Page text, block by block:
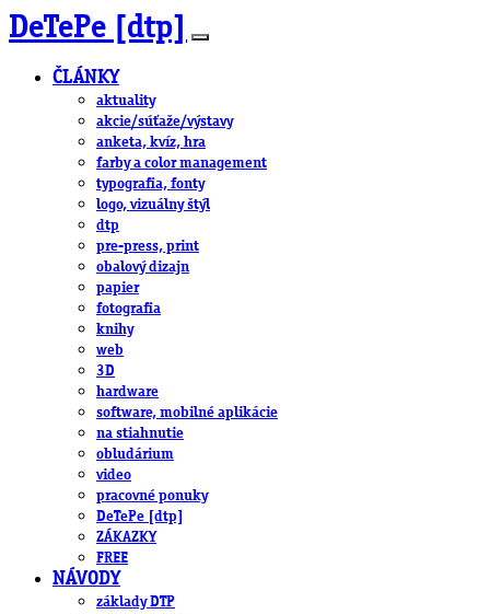
DeTePe [dtp]
ČLÁNKY
aktuality
akcie/súťaže/výstavy
anketa, kvíz, hra
farby a color management
typografia, fonty
logo, vizuálny štýl
dtp
pre-press, print
obalový dizajn
papier
fotografia
knihy
web
3D
hardware
software, mobilné aplikácie
na stiahnutie
obludárium
video
pracovné ponuky
DeTePe [dtp]
ZÁKAZKY
FREE
NÁVODY
základy DTP